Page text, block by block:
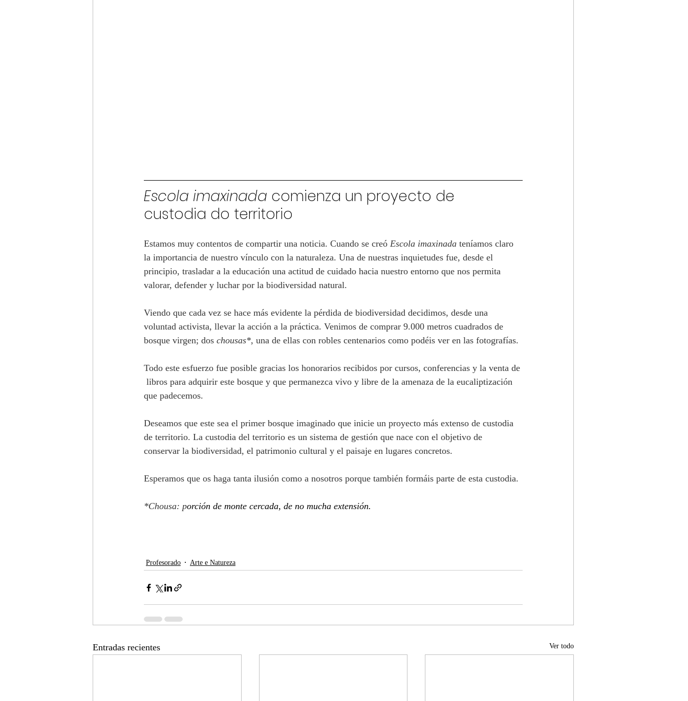
Escola imaxinada comienza un proyecto de
custodia do territorio
Estamos muy contentos de compartir una noticia. Cuando se creó Escola imaxinada teníamos claro
la importancia de nuestro vínculo con la naturaleza. Una de nuestras inquietudes fue, desde el
principio, trasladar a la educación una actitud de cuidado hacia nuestro entorno que nos permita
valorar, defender y luchar por la biodiversidad natural.
Viendo que cada vez se hace más evidente la pérdida de biodiversidad decidimos, desde una
voluntad activista, llevar la acción a la práctica. Venimos de comprar 9.000 metros cuadrados de
bosque virgen; dos chousas*, una de ellas con robles centenarios como podéis ver en las fotografías.
Todo este esfuerzo fue posible gracias los honorarios recibidos por cursos, conferencias y la venta de
libros para adquirir este bosque y que permanezca vivo y libre de la amenaza de la eucaliptización
que padecemos.
Deseamos que este sea el primer bosque imaginado que inicie un proyecto más extenso de custodia
de territorio. La custodia del territorio es un sistema de gestión que nace con el objetivo de
conservar la biodiversidad, el patrimonio cultural y el paisaje en lugares concretos.
Esperamos que os haga tanta ilusión como a nosotros porque también formáis parte de esta custodia.
*Chousa: porción de monte cercada, de no mucha extensión.
Profesorado Arte e Natureza
Entradas recientes Ver todo